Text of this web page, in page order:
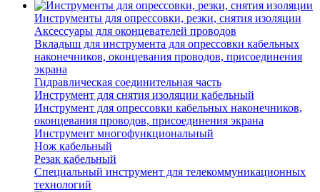
Инструменты для опрессовки, резки, снятия изоляции
Аксессуары для оконцевателей проводов
Вкладыш для инструмента для опрессовки кабельных
наконечников, оконцевания проводов, присоединения
экрана
Гидравлическая соединительная часть
Инструмент для снятия изоляции кабельный
Инструмент для опрессовки кабельных наконечников,
оконцевания проводов, присоединения экрана
Инструмент многофункциональный
Нож кабельный
Резак кабельный
Специальный инструмент для телекоммуникационных
технологий